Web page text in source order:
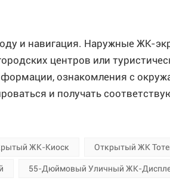
и навигация. Наружные ЖК-
центров или
ознакомления с
и получать
ЖК-Киоск Открытый ЖК
55-Дюймовый Уличный ЖК-